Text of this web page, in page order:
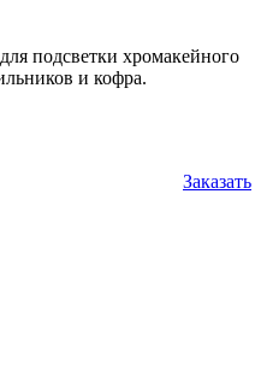
подсветки хромакейного
и кофра.
Заказать